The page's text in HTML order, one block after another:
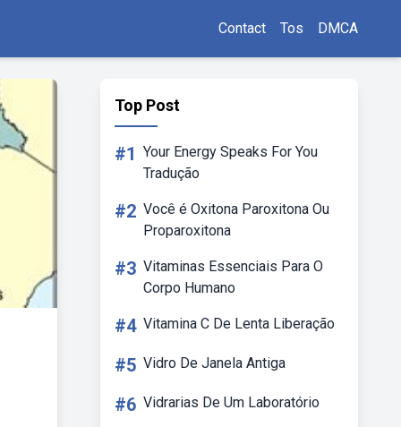
Contact Tos DMCA
Top Post
#1 Your Energy Speaks For You
Tradução
#2 Você é Oxitona Paroxitona Ou
Proparoxitona
#3 Vitaminas Essenciais Para O
Corpo Humano
#4 Vitamina C De Lenta Liberação
#5 Vidro De Janela Antiga
#6 Vidrarias De Um Laboratório